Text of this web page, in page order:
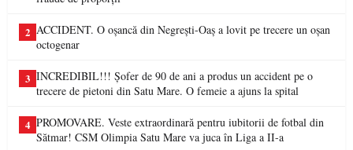
2 ACCIDENT. O oșancă din Negrești-Oaș a lovit pe trecere un oșan
octogenar
3 INCREDIBIL!!! Șofer de 90 de ani a produs un accident pe o
trecere de pietoni din Satu Mare. O femeie a ajuns la spital
4 PROMOVARE. Veste extraordinară pentru iubitorii de fotbal din
Sătmar! CSM Olimpia Satu Mare va juca în Liga a II-a